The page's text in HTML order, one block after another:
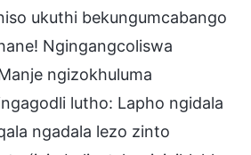
ukuthi bekungumcabango
Ngingangcoliswa
ngizokhuluma
lutho: Lapho ngidala
ngadala lezo zinto